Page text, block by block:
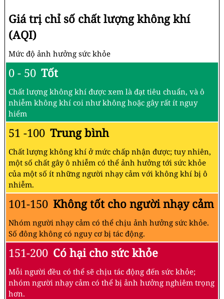
Giá trị chỉ số chất lượng không khí
(AQI)
Mức độ ảnh hưởng sức khỏe
0 - 50 Tốt
Chất lượng không khí được xem là đạt tiêu chuẩn, và ô
nhiễm không khí coi như không hoặc gây rất ít nguy
hiểm
51 -100 Trung bình
Chất lượng không khí ở mức chấp nhận được; tuy nhiên,
một số chất gây ô nhiễm có thể ảnh hưởng tới sức khỏe
của một số ít những người nhạy cảm với không khí bị ô
nhiễm.
101-150 Không tốt cho người nhạy cảm
Nhóm người nhạy cảm có thể chịu ảnh hưởng sức khỏe.
Số đông không có nguy cơ bị tác động.
151-200 Có hại cho sức khỏe
Mỗi người đều có thể sẽ chịu tác động đến sức khỏe;
nhóm người nhạy cảm có thể bị ảnh hưởng nghiêm trọng
hơn.